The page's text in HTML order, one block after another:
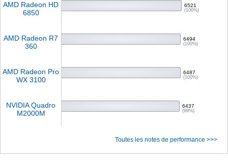
AMD Radeon HD
6850
6521
(100%)
AMD Radeon R7
360
6494
(100%)
AMD Radeon Pro
WX 3100
6487
(100%)
NVIDIA Quadro
M2000M
6437
(99%)
Toutes les notes de performance >>>